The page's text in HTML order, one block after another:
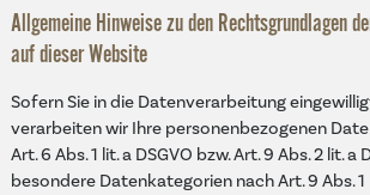
Allgemeine Hinweise zu den Rechtsgrundlagen
auf dieser Website
Sofern Sie in die Datenverarbeitung
verarbeiten wir Ihre personenbezogenen
Art. 6 Abs. 1 lit. a DSGVO bzw. Art. 9 Abs. 2 lit. a
besondere Datenkategorien nach Art. 9 Abs.